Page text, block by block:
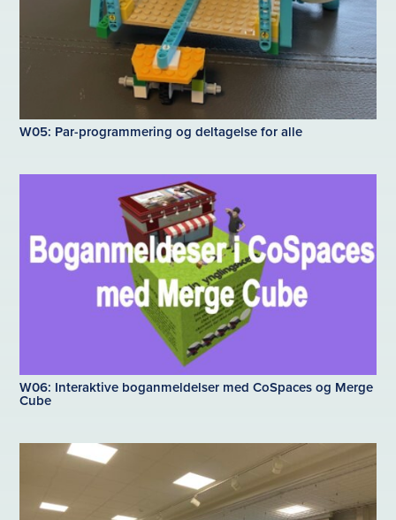
W05: Par-programmering og deltagelse for alle
W06: Interaktive boganmeldelser med CoSpaces og Merge
Cube